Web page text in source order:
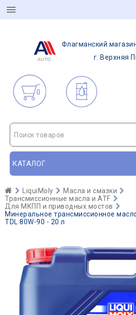
Флагманский
г. Верхняя
0
Поиск товаров
КАТАЛОГ
LiquiMoly
Масла и смазки
Трансмиссионные масла и ATF
Для МКПП и приводных мостов
Минеральное трансмиссионное
TDL 80W-90 - 20 л